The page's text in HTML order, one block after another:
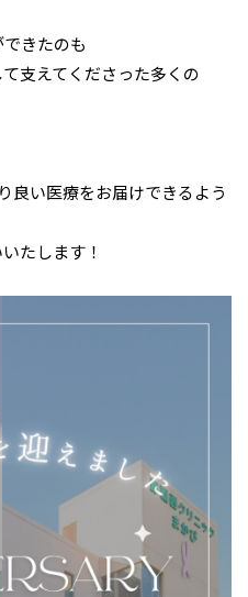
きたのも
支えてくださった多くの
良い医療をお届けできるよう
たします！